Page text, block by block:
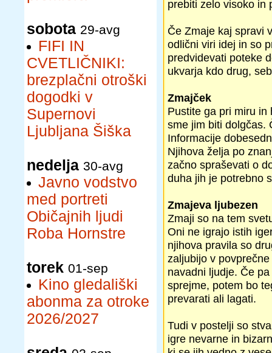
sobota 29-avg
FIFI IN
CVETLIČNIKI:
brezplačni otroški
dogodki v
Supernovi
Ljubljana Šiška
nedelja 30-avg
Javno vodstvo
med portreti
Običajnih ljudi
Roba Hornstre
torek 01-sep
Kino gledališki
abonma za otroke
2026/2027
prebiti zelo visoko in
Če Zmaje kaj spravi
odlični viri idej in so
predvidevati poteke
ukvarja kdo drug,
Zmajček
Pustite ga pri miru
sme jim biti dolgčas.
Informacije
Njihova želja po
začno spraševati o
duha jih je potrebno
Zmajeva ljubezen
Zmaji so na tem
Oni ne igrajo istih
njihova pravila so
zaljubijo v
navadni ljudje. Če
sprejme, potem bo
prevarati ali lagati.
Tudi v postelji so
igre nevarne in